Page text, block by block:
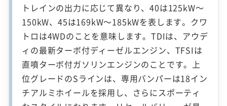
トレインの出力に応じて異なり、40は125kW～
150kW、45は169kW～185kWを表します。クワ
トロは4WDのことを意味します。TDIは、アウデ
ィの最新ターボ付ディーゼルエンジン、TFSIは
直噴ターボ付ガソリンエンジンのことです。上
位グレードのSラインは、専用バンパーは18イン
チアルミホイールを採用し、さらにスポーティ